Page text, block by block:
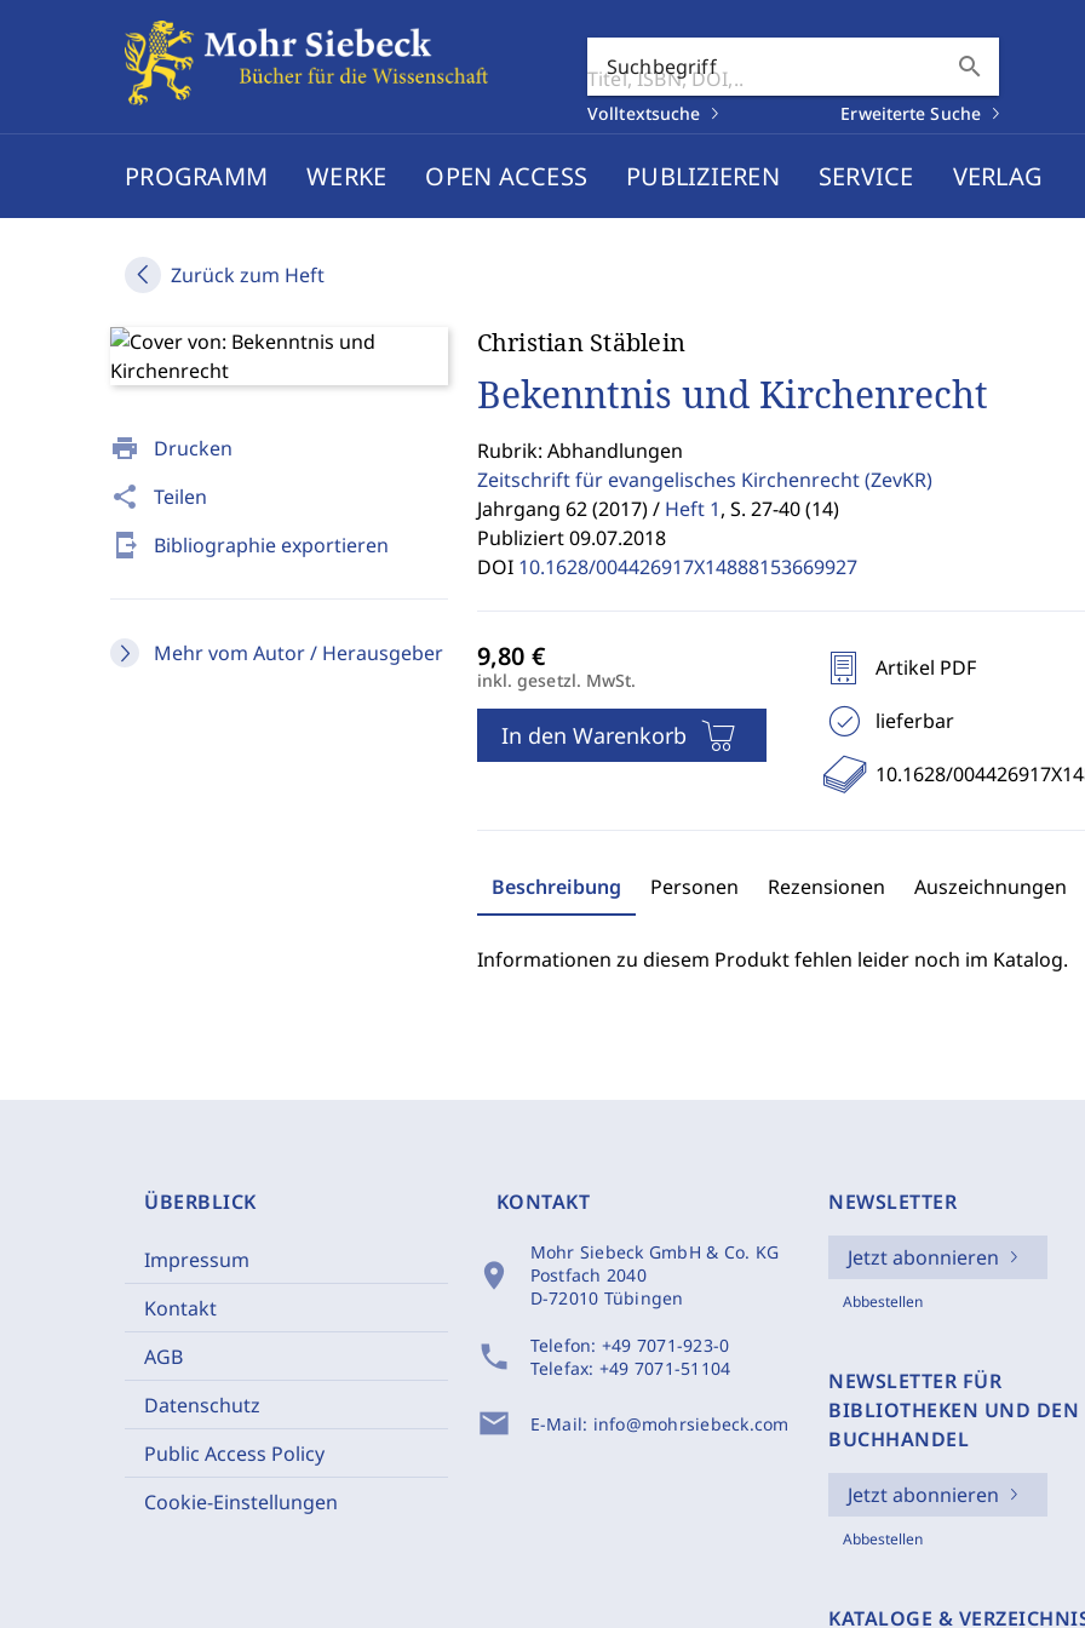
Suchbegriff search
Volltextsuche Erweiterte Suche
PROGRAMM WERKE OPEN ACCESS PUBLIZIEREN SERVICE VERLAG
Zurück zum Heft
print Drucken
share Teilen
send_to_mobile Bibliographie exportieren
Mehr vom Autor / Herausgeber
Christian Stäblein
Bekenntnis und Kirchenrecht
Rubrik: Abhandlungen
Zeitschrift für evangelisches Kirchenrecht(ZevKR)
Jahrgang 62 (2017) / Heft 1, S. 27-40 (14)
Publiziert 09.07.2018
DOI 10.1628/004426917X14888153669927
inkl. gesetzl. MwSt.
In den Warenkorb
Artikel PDF
lieferbar
10.1628/
Beschreibung Personen Rezensionen Auszeichnungen
Informationen zu diesem Produkt fehlen leider noch im Katalog.
ÜBERBLICK
Impressum
Kontakt
AGB
Datenschutz
Public Access Policy
Cookie-Einstellungen
KONTAKT
location_on
Mohr Siebeck GmbH & Co. KG
Postfach 2040
D-72010 Tübingen
phone Telefon: +49 7071-923-0
Telefax: +49 7071-51104
mail E-Mail: info@mohrsiebeck.com
NEWSLETTER
Jetzt abonnieren
Abbestellen
NEWSLETTER FÜR
BIBLIOTHEKEN UND DEN
BUCHHANDEL
Jetzt abonnieren
Abbestellen
KATALOGE &